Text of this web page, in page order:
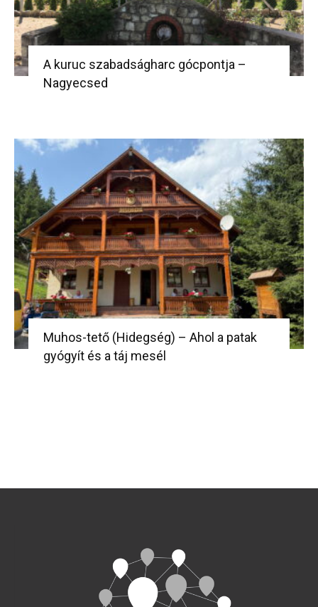
A kuruc szabadságharc gócpontja –
Nagyecsed
Muhos-tető (Hidegség) – Ahol a patak
gyógyít és a táj mesél